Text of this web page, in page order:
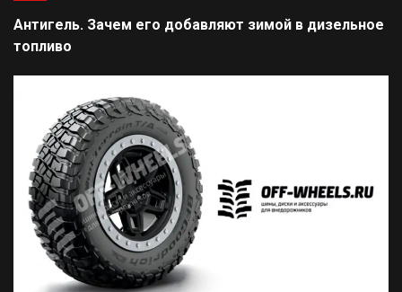
Антигель. Зачем его добавляют зимой в дизельное
топливо